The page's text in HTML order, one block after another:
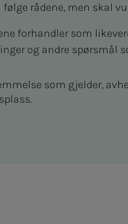
rådene, men skal
forhandler som
og andre spørsmål
som gjelder,